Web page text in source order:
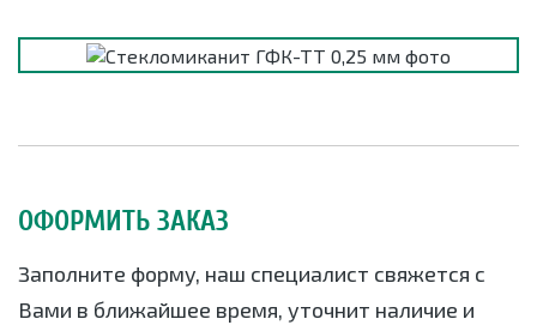
ОФОРМИТЬ ЗАКАЗ
Заполните форму, наш специалист свяжется с
Вами в ближайшее время, уточнит наличие и